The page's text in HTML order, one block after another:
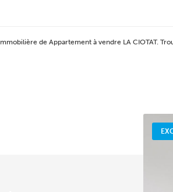
de Appartement à vendre LA CIOTAT.